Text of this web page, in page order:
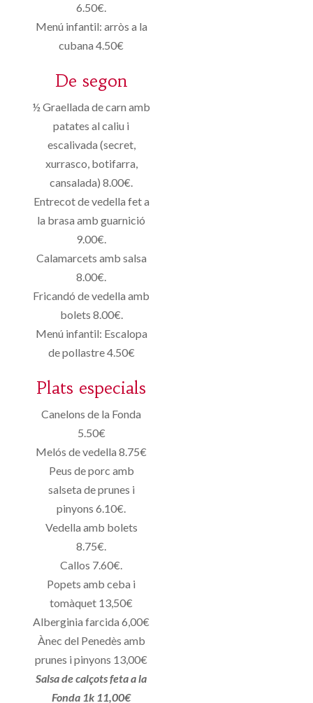
6.50€.
Menú infantil: arròs a la
cubana 4.50€
De segon
½ Graellada de carn amb
patates al caliu i
escalivada (secret,
xurrasco, botifarra,
cansalada) 8.00€.
Entrecot de vedella fet a
la brasa amb guarnició
9.00€.
Calamarcets amb salsa
8.00€.
Fricandó de vedella amb
bolets 8.00€.
Menú infantil: Escalopa
de pollastre 4.50€
Plats especials
Canelons de la Fonda
5.50€
Melós de vedella 8.75€
Peus de porc amb
salseta de prunes i
pinyons 6.10€.
Vedella amb bolets
8.75€.
Callos 7.60€.
Popets amb ceba i
tomàquet 13,50€
Alberginia farcida 6,00€
Ànec del Penedès amb
prunes i pinyons 13,00€
Salsa de calçots feta a la
Fonda 1k 11,00€